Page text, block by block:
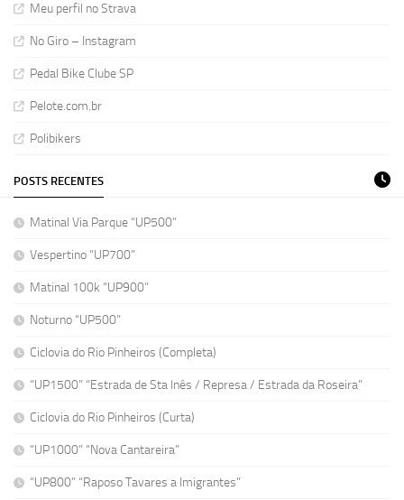
Meu perfil no Strava
No Giro – Instagram
Pedal Bike Clube SP
Pelote.com.br
Polibikers
POSTS RECENTES
Matinal Via Parque “UP500”
Vespertino “UP700”
Matinal 100k “UP900”
Noturno “UP500”
Ciclovia do Rio Pinheiros (Completa)
“UP1500” “Estrada de Sta Inês / Represa / Estrada da Roseira”
Ciclovia do Rio Pinheiros (Curta)
“UP1000” “Nova Cantareira”
“UP800” “Raposo Tavares a Imigrantes”